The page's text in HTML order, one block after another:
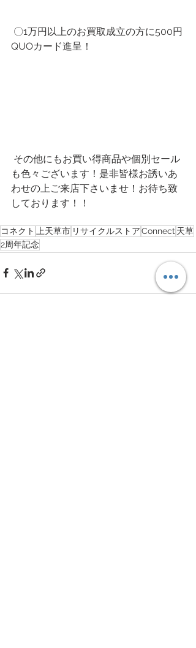
QUOカード進呈！
も色々ございます！是非皆様お誘いあ
わせの上ご来店下さいませ！お待ち致
しております！！
コネクト 上天草市 リサイクルストアConnect 天草
2周年記念